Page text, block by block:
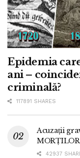
Epidemia
ani –
criminală?
117891 SHARES
Acuzații
42937